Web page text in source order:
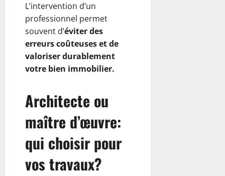
L’intervention d’un
professionnel permet
souvent d’éviter des
erreurs coûteuses et de
valoriser durablement
votre bien immobilier.
Architecte ou
maître d’œuvre:
qui choisir pour
vos travaux?